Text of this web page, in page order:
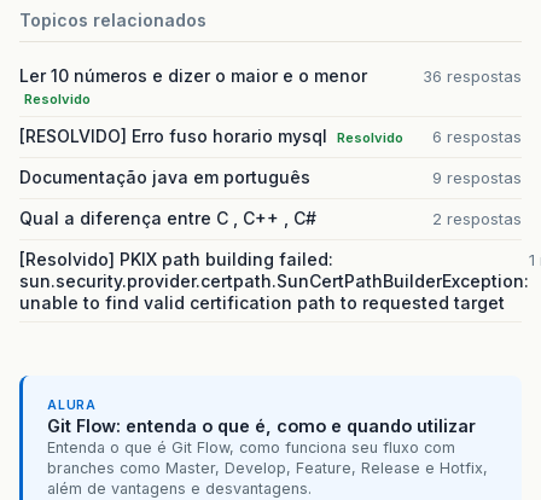
Topicos relacionados
Ler 10 números e dizer o maior e o menor
Resolvido
36 respostas
[RESOLVIDO] Erro fuso horario mysql Resolvido 6 respostas
Documentação java em português 9 respostas
Qual a diferença entre C , C++ , C# 2 respostas
[Resolvido] PKIX path building failed:
sun.security.provider.certpath.SunCertPathBuilderException:
unable to find valid certification path to requested target
ALURA
Git Flow: entenda o que é, como e quando utilizar
Entenda o que é Git Flow, como funciona seu fluxo com
branches como Master, Develop, Feature, Release e Hotfix,
além de vantagens e desvantagens.